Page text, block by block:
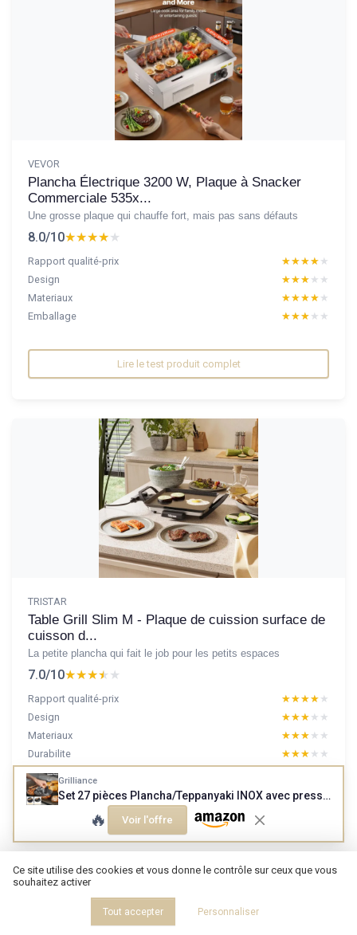
VEVOR
Plancha Électrique 3200 W, Plaque à Snacker
Commerciale 535x...
Une grosse plaque qui chauffe fort, mais pas sans défauts
8.0/10★★★★★
★★★★★
Rapport qualité-prix ★★★★★
★★★★★
Design
★★★★★
★★★★★
Materiaux
★★★★★
★★★★★
Emballage
★★★★★
★★★★★
Lire le test produit complet
TRISTAR
Table Grill Slim M - Plaque de cuission surface de
cuisson d...
La petite plancha qui fait le job pour les petits espaces
7.0/10★★★★★
★★★★★
Rapport qualité-prix ★★★★★
★★★★★
Design
★★★★★
★★★★★
Materiaux
★★★★★
★★★★★
Durabilite
★★★★★
★★★★★
Lire le test produit complet
Grilliance
Set 27 pièces Plancha/Teppanyaki INOX avec presse et cloche
🔥 Voir l'offre
Ce site utilise des cookies et vous donne le contrôle sur ceux que vous
souhaitez activer
Tout accepter Personnaliser